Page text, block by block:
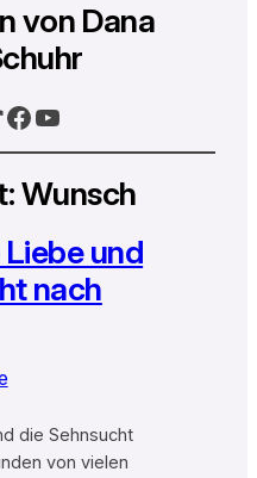
von Dana
Facebook
YouTube
Wunsch
und
nach
die Sehnsucht
von vielen